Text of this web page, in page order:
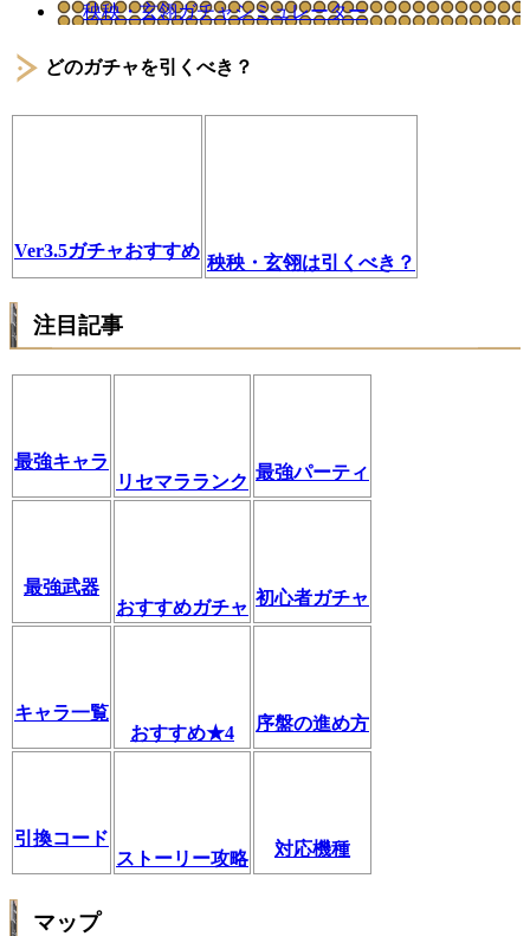
秧秧・玄翎ガチャシミュレーター
どのガチャを引くべき？
Ver3.5ガチャおすすめ
秧秧・玄翎は引くべき？
注目記事
最強キャラ
リセマラランク 最強パーティ
最強武器
おすすめガチャ 初心者ガチャ
キャラ一覧
おすすめ★4
序盤の進め方
引換コード
ストーリー攻略
対応機種
マップ